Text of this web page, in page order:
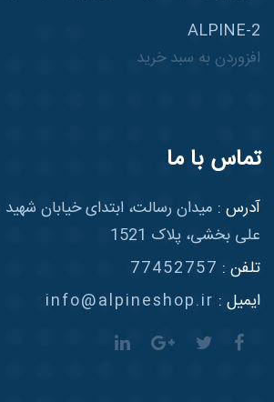
ALPINE-2
افزوردن به سبد خرید
تماس با ما
آدرس : میدان رسالت، ابتدای خیابان
علی بخشی، پلاک 1521
تلفن : 77452757
ایمیل : info@alpineshop.ir